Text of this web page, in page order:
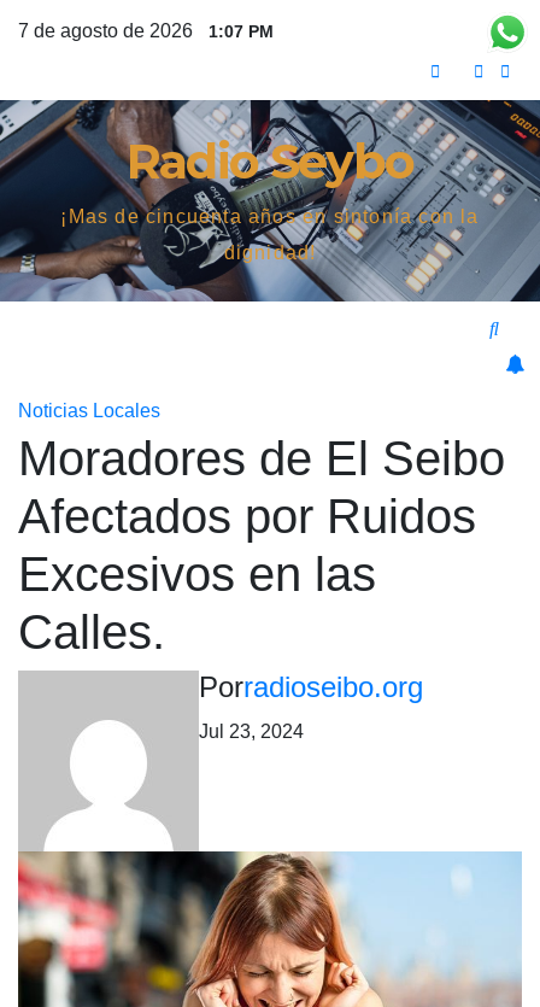
7 de agosto de 2026 1:07 PM
Radio Seybo
¡Mas de cincuenta años en sintonía con la
dignidad!
Noticias Locales
Moradores de El Seibo
Afectados por Ruidos
Excesivos en las
Calles.
Porradioseibo.org
Jul 23, 2024